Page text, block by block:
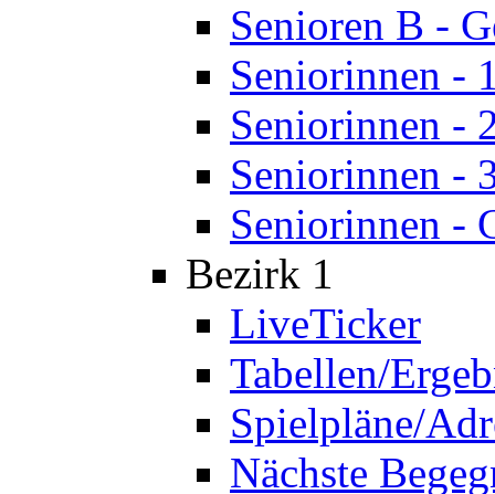
Senioren B -
Seniorinnen -
Seniorinnen -
Seniorinnen -
Seniorinnen -
Bezirk 1
LiveTicker
Tabellen/
Spielpläne/
Nächste